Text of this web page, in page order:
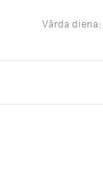
Vārda diena: